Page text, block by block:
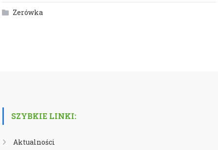
Zerówka
SZYBKIE LINKI:
Aktualności